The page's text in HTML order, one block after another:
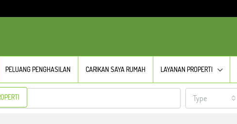
PELUANG PENGHASILAN CARIKAN SAYA RUMAH LAYANAN PROPERTI
Type